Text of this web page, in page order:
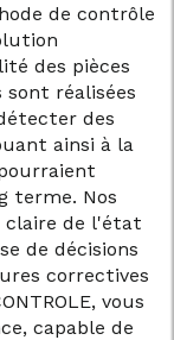
de contrôle
des pièces
réalisées
des
ainsi à la
terme. Nos
claire de l'état
de décisions
correctives
vous
capable de